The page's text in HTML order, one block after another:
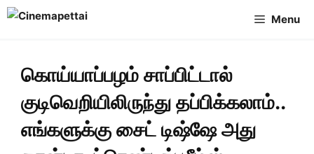
Skip
Menu
கொய்யாப்பழம் சாப்பிட்டால்
குடிவெறியிலிருந்து தப்பிக்கலாம்..
எங்களுக்கு சைட் டிஷ்ஷே அது